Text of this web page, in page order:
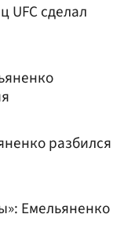
UFC сделал
разбился
Емельяненко